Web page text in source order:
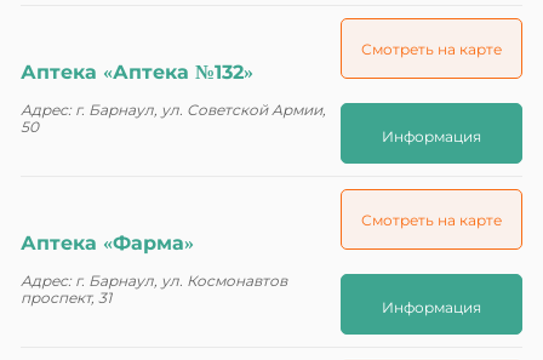
Аптека «Аптека №132»
Адрес: г. Барнаул, ул. Советской Армии,
50
Смотреть на карте
Информация
Аптека «Фарма»
Адрес: г. Барнаул, ул. Космонавтов
проспект, 31
Смотреть на карте
Информация